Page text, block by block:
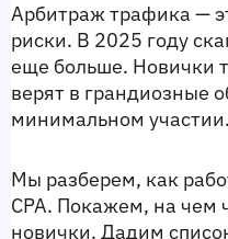
Арбитраж трафика —
риски. В 2025 году
еще больше. Новички
верят в грандиозные
минимальном участии.
Мы разберем, как
CPA. Покажем, на чем
новички. Дадим